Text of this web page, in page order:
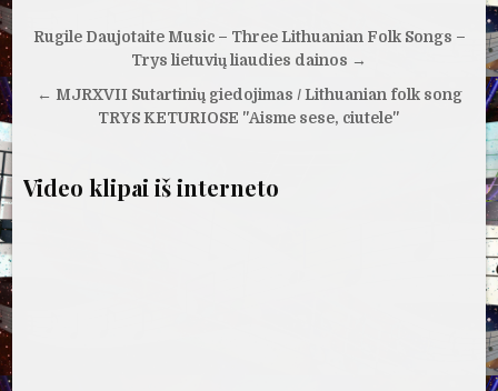
Navigacija
įrašų
Rugile Daujotaite Music – Three Lithuanian Folk Songs –
Trys lietuvių liaudies dainos →
← MJRXVII Sutartinių giedojimas / Lithuanian folk song
TRYS KETURIOSE "Aisme sese, ciutele"
Video klipai iš interneto